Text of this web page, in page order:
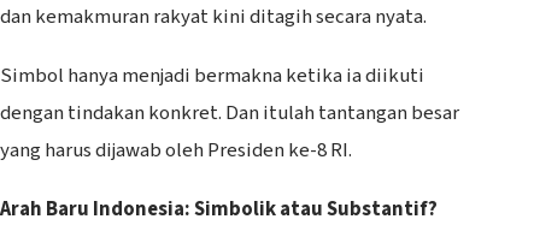
dan kemakmuran rakyat kini ditagih secara nyata.
Simbol hanya menjadi bermakna ketika ia diikuti
dengan tindakan konkret. Dan itulah tantangan besar
yang harus dijawab oleh Presiden ke-8 RI.
Arah Baru Indonesia: Simbolik atau Substantif?